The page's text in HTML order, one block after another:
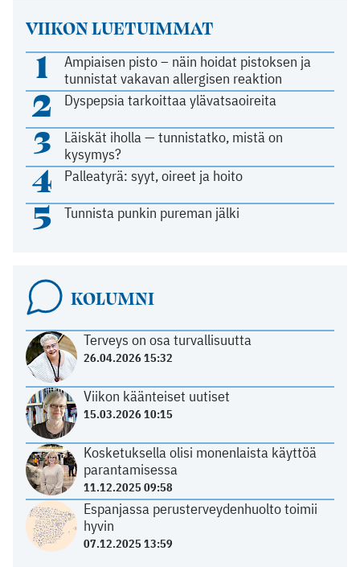
VIIKON LUETUIMMAT
1
Ampiaisen pisto – näin hoidat pistoksen ja
tunnistat vakavan allergisen reaktion
2 Dyspepsia tarkoittaa ylävatsaoireita
3
Läiskät iholla — tunnistatko, mistä on
kysymys?
4 Palleatyrä: syyt, oireet ja hoito
5 Tunnista punkin pureman jälki
KOLUMNI
Terveys on osa turvallisuutta
26.04.2026 15:32
Viikon käänteiset uutiset
15.03.2026 10:15
Kosketuksella olisi monenlaista käyttöä
parantamisessa
11.12.2025 09:58
Espanjassa perusterveydenhuolto toimii
hyvin
07.12.2025 13:59